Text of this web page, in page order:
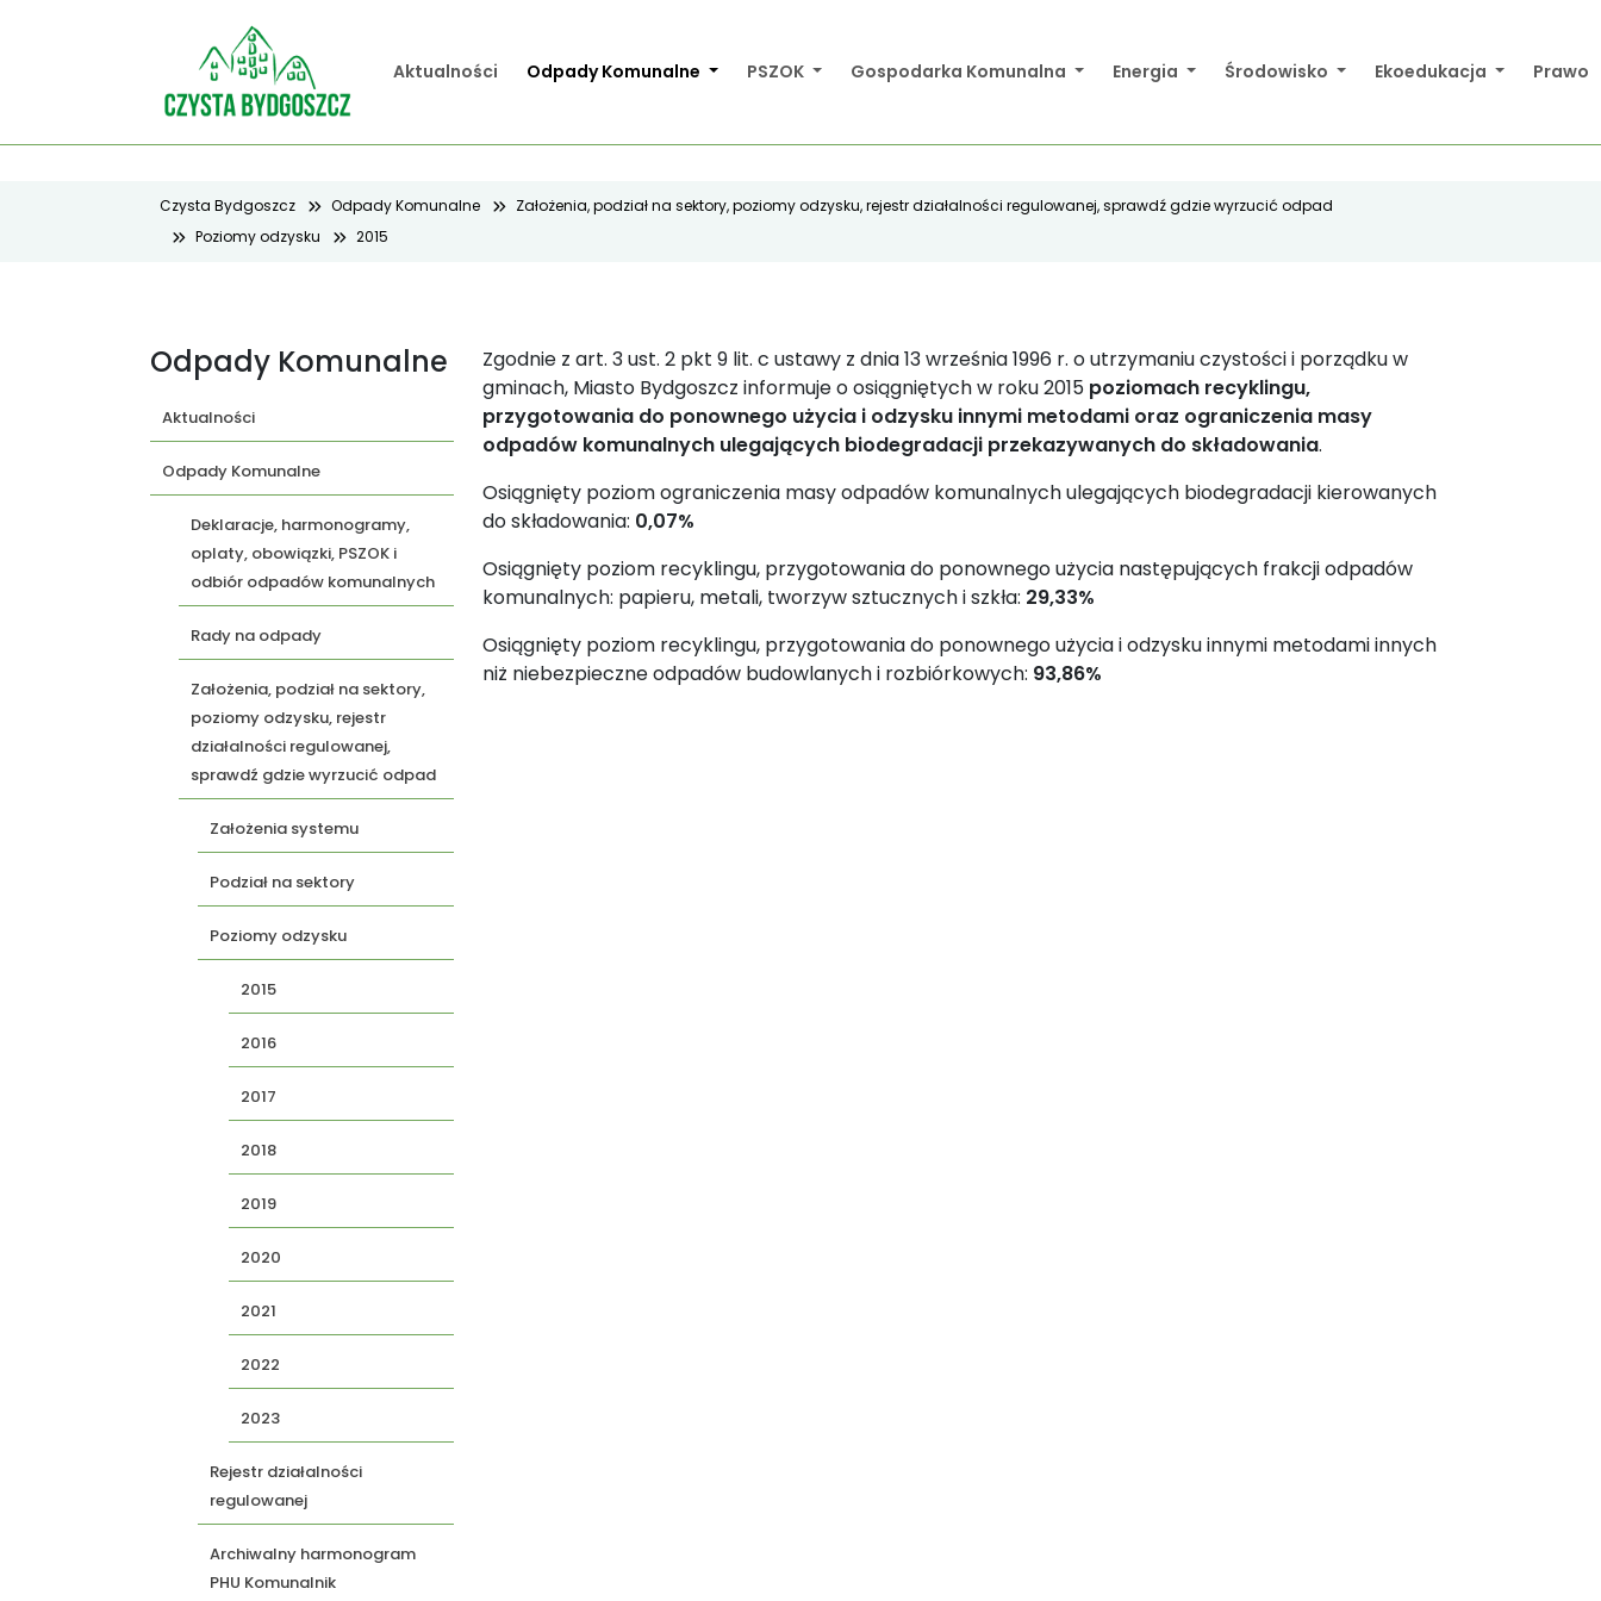
Aktualności Odpady Komunalne PSZOK Gospodarka Komunalna Energia Środowisko Ekoedukacja Prawo
Czysta Bydgoszcz Odpady Komunalne
Założenia, podział na sektory, poziomy odzysku, rejestr działalności regulowanej, sprawdź gdzie wyrzucić odpad
Poziomy odzysku
2015
Odpady Komunalne
Aktualności
Odpady Komunalne
Deklaracje, harmonogramy,
oplaty, obowiązki, PSZOK i
odbiór odpadów komunalnych
Rady na odpady
Założenia, podział na sektory,
poziomy odzysku, rejestr
działalności regulowanej,
sprawdź gdzie wyrzucić odpad
Założenia systemu
Podział na sektory
Poziomy odzysku
2015
2016
2017
2018
2019
2020
2021
2022
2023
Rejestr działalności
regulowanej
Archiwalny harmonogram
PHU Komunalnik
Zgodnie z art. 3 ust. 2 pkt 9 lit. c ustawy z dnia 13 września 1996 r. o utrzymaniu czystości i porządku w
gminach, Miasto Bydgoszcz informuje o osiągniętych w roku 2015 poziomach recyklingu,
przygotowania do ponownego użycia i odzysku innymi metodami oraz ograniczenia masy
odpadów komunalnych ulegających biodegradacji przekazywanych do składowania.
Osiągnięty poziom ograniczenia masy odpadów komunalnych ulegających biodegradacji kierowanych
do składowania: 0,07%
Osiągnięty poziom recyklingu, przygotowania do ponownego użycia następujących frakcji odpadów
komunalnych: papieru, metali, tworzyw sztucznych i szkła: 29,33%
Osiągnięty poziom recyklingu, przygotowania do ponownego użycia i odzysku innymi metodami innych
niż niebezpieczne odpadów budowlanych i rozbiórkowych: 93,86%